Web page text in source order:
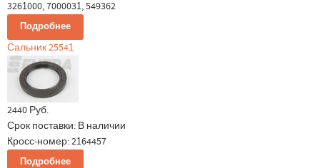
3261000, 7000031, 549362
Подробнее
Сальник 25541
2440 Руб.
Срок поставки: В наличии
Кросс-номер: 2164457
Подробнее